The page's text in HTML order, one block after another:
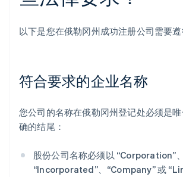
以下是您在俄勒冈州成功注册公司需要遵
符合要求的企业名称
您公司的名称在俄勒冈州登记处必须是
确的结尾：
股份公司名称必须以 “Corporation”、
“Incorporated”、“Company” 或